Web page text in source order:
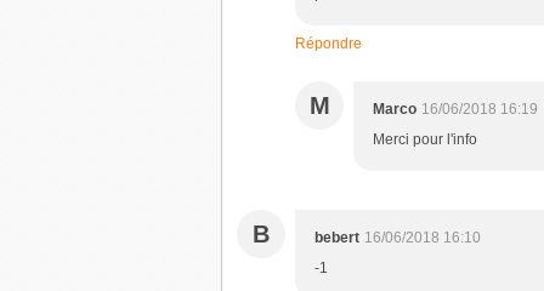
Répondre
M Marco 16/06/2018 16:19
Merci pour l'info
B bebert 16/06/2018 16:10
-1